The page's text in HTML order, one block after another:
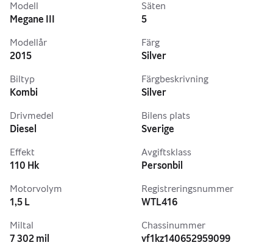
Modell
Megane III
Modellår
2015
Biltyp
Kombi
Drivmedel
Diesel
Effekt
110 Hk
Motorvolym
1,5 L
Miltal
7 302 mil
Säten
5
Färg
Silver
Färgbeskrivning
Silver
Bilens plats
Sverige
Avgiftsklass
Personbil
Registreringsnummer
WTL416
Chassinummer
vf1kz140652959099